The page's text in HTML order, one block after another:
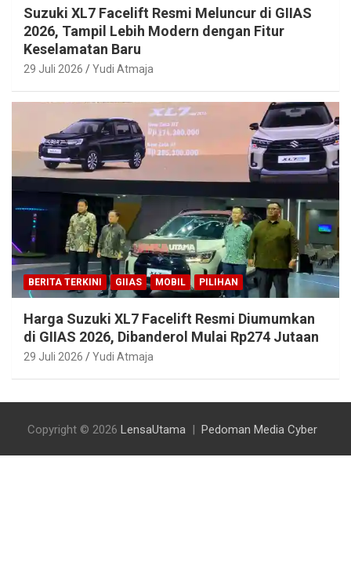
Suzuki XL7 Facelift Resmi Meluncur di GIIAS
2026, Tampil Lebih Modern dengan Fitur
Keselamatan Baru
29 Juli 2026 Yudi Atmaja
BERITA TERKINI GIIAS MOBIL PILIHAN
Harga Suzuki XL7 Facelift Resmi Diumumkan
di GIIAS 2026, Dibanderol Mulai Rp274 Jutaan
29 Juli 2026 Yudi Atmaja
Copyright © 2026 LensaUtama Pedoman Media Cyber